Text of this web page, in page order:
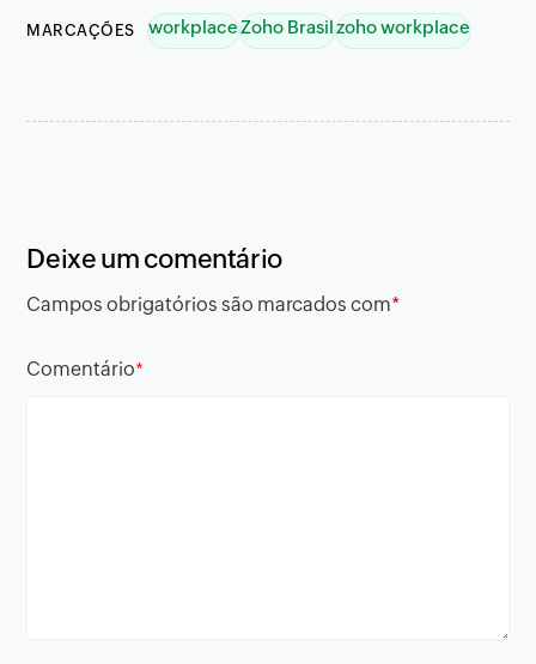
MARCAÇÕES workplaceZoho Brasilzoho workplace
Deixe um comentário
Campos obrigatórios são marcados com*
Comentário*